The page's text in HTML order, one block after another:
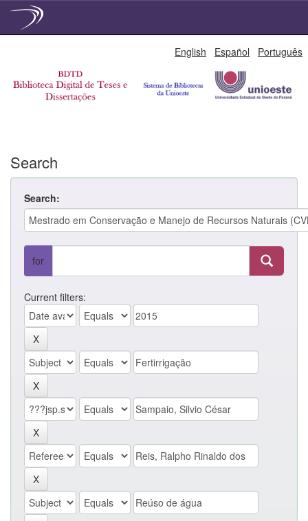
English Español Português
Search
Search:
for
Current filters: